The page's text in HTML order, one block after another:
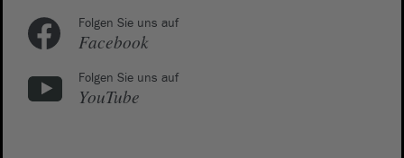
Folgen Sie uns auf
Facebook
Folgen Sie uns auf
YouTube